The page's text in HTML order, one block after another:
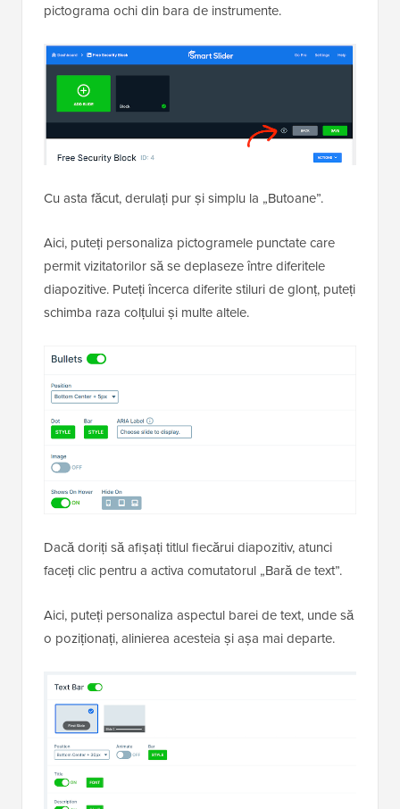
pictograma ochi din bara de instrumente.
Cu asta făcut, derulați pur și simplu la „Butoane”.
Aici, puteți personaliza pictogramele punctate care
permit vizitatorilor să se deplaseze între diferitele
diapozitive. Puteți încerca diferite stiluri de glonț, puteți
schimba raza colțului și multe altele.
Dacă doriți să afișați titlul fiecărui diapozitiv, atunci
faceți clic pentru a activa comutatorul „Bară de text”.
Aici, puteți personaliza aspectul barei de text, unde să
o poziționați, alinierea acesteia și așa mai departe.